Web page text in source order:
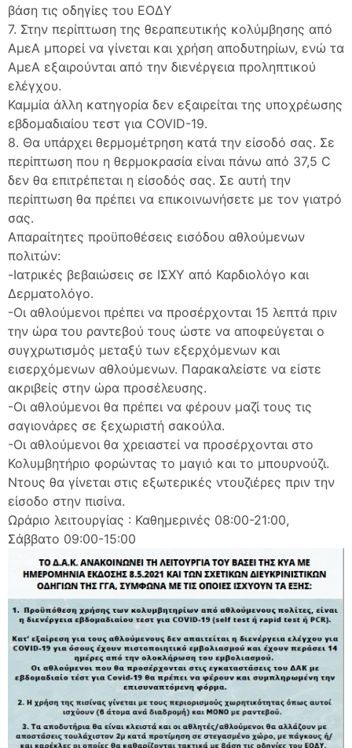
βάση τις οδηγίες του ΕΟΔΥ
7. Στην περίπτωση της θεραπευτικής κολύμβησης από
ΑμεΑ μπορεί να γίνεται και χρήση αποδυτηρίων, ενώ τα
ΑμεΑ εξαιρούνται από την διενέργεια προληπτικού
ελέγχου.
Καμμία άλλη κατηγορία δεν εξαιρείται της υποχρέωσης
εβδομαδιαίου τεστ για COVID-19.
8. Θα υπάρχει θερμομέτρηση κατά την είσοδό σας. Σε
περίπτωση που η θερμοκρασία είναι πάνω από 37,5 C
δεν θα επιτρέπεται η είσοδός σας. Σε αυτή την
περίπτωση θα πρέπει να επικοινωνήσετε με τον γιατρό
σας.
Απαραίτητες προϋποθέσεις εισόδου αθλούμενων
πολιτών:
-Ιατρικές βεβαιώσεις σε ΙΣΧΥ από Καρδιολόγο και
Δερματολόγο.
-Οι αθλούμενοι πρέπει να προσέρχονται 15 λεπτά πριν
την ώρα του ραντεβού τους ώστε να αποφεύγεται ο
συγχρωτισμός μεταξύ των εξερχόμενων και
εισερχόμενων αθλούμενων. Παρακαλείστε να είστε
ακριβείς στην ώρα προσέλευσης.
-Οι αθλούμενοι θα πρέπει να φέρουν μαζί τους τις
σαγιονάρες σε ξεχωριστή σακούλα.
-Οι αθλούμενοι θα χρειαστεί να προσέρχονται στο
Κολυμβητήριο φορώντας το μαγιό και το μπουρνούζι.
Ντους θα γίνεται στις εξωτερικές ντουζιέρες πριν την
είσοδο στην πισίνα.
Ωράριο λειτουργίας : Καθημερινές 08:00-21:00,
Σάββατο 09:00-15:00